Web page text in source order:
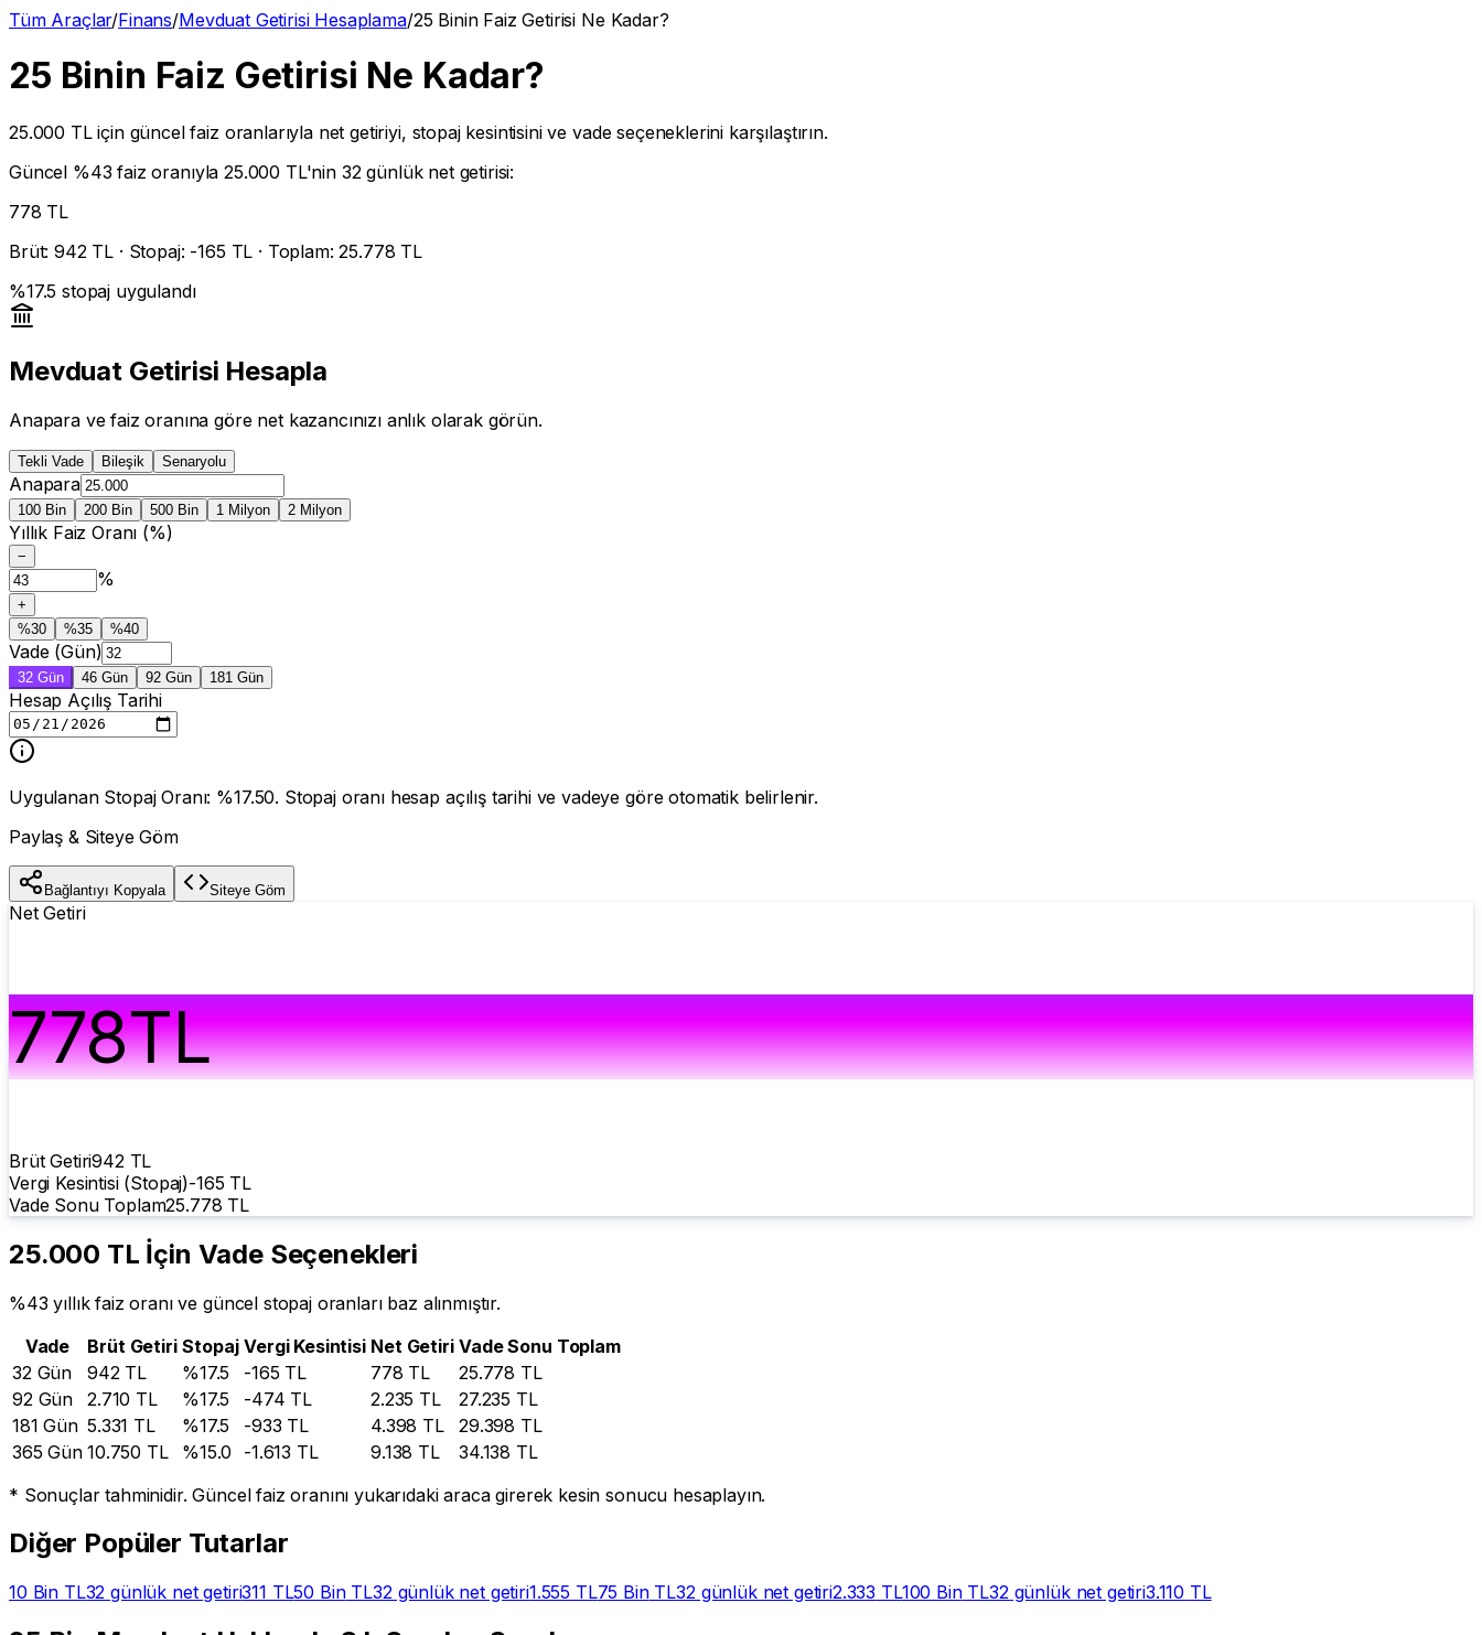
Tüm Araçlar/Finans/Mevduat Getirisi Hesaplama/25 Binin Faiz Getirisi Ne Kadar?
25 Binin Faiz Getirisi Ne Kadar?
25.000 TLiçin güncel faiz oranlarıyla net getiriyi, stopaj kesintisini ve vade seçeneklerini karşılaştırın.
Güncel %43 faiz oranıyla25.000 TL'nin 32 günlük net getirisi:
778 TL
Brüt:942 TL · Stopaj: -165 TL · Toplam:25.778 TL
%17.5 stopaj uygulandı
Mevduat Getirisi Hesapla
Anapara ve faiz oranına göre net kazancınızı anlık olarak görün.
Tekli Vade Bileşik Senaryolu
Anapara
100 Bin 200 Bin 500 Bin 1 Milyon 2 Milyon
Yıllık Faiz Oranı (%)
−
%
+
%30 %35 %40
Vade (Gün)
32 Gün 46 Gün 92 Gün 181 Gün
Hesap Açılış Tarihi
Uygulanan Stopaj Oranı: %17.50. Stopaj oranı hesap açılış tarihi ve vadeye göre otomatik belirlenir.
Paylaş & Siteye Göm
Bağlantıyı Kopyala Siteye Göm
Net Getiri
778TL
Brüt Getiri942 TL
Vergi Kesintisi (Stopaj)-165 TL
Vade Sonu Toplam25.778 TL
25.000 TL İçin Vade Seçenekleri
%43 yıllık faiz oranı ve güncel stopaj oranları baz alınmıştır.
Vade
Brüt Getiri Stopaj Vergi Kesintisi Net Getiri Vade Sonu Toplam
32 Gün 942 TL %17.5 -165 TL 778 TL 25.778 TL
92 Gün 2.710 TL %17.5 -474 TL 2.235 TL 27.235 TL
181 Gün 5.331 TL %17.5 -933 TL 4.398 TL 29.398 TL
365 Gün 10.750 TL %15.0 -1.613 TL 9.138 TL 34.138 TL
* Sonuçlar tahminidir. Güncel faiz oranını yukarıdaki araca girerek kesin sonucu hesaplayın.
Diğer Popüler Tutarlar
10 Bin TL32 günlük net getiri311 TL50 BinTL32 günlük net getiri1.555 TL75 BinTL32 günlük net getiri2.333 TL100 BinTL32 günlük net getiri3.110 TL